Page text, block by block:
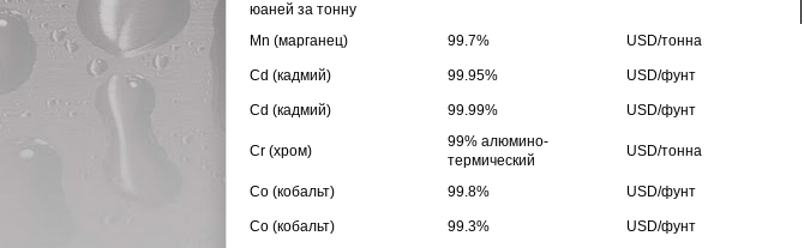
юаней за тонну
Mn (марганец) 99.7% USD/тонна
Cd (кадмий) 99.95% USD/фунт
Cd (кадмий) 99.99% USD/фунт
Cr (хром)
99% алюмино-
термический
USD/тонна
Co (кобальт) 99.8% USD/фунт
Co (кобальт) 99.3% USD/фунт